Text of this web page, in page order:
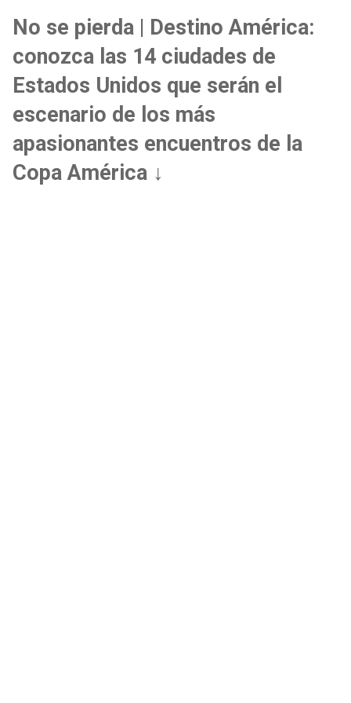
No se pierda | Destino América:
conozca las 14 ciudades de
Estados Unidos que serán el
escenario de los más
apasionantes encuentros de la
Copa América ↓